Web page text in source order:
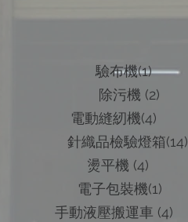
驗布機(1)
除污機 (2)
電動縫紉機(4)
針織品檢驗燈箱(14)
燙平機 (4)
電子包裝機(1)
手動液壓搬運車 (4)